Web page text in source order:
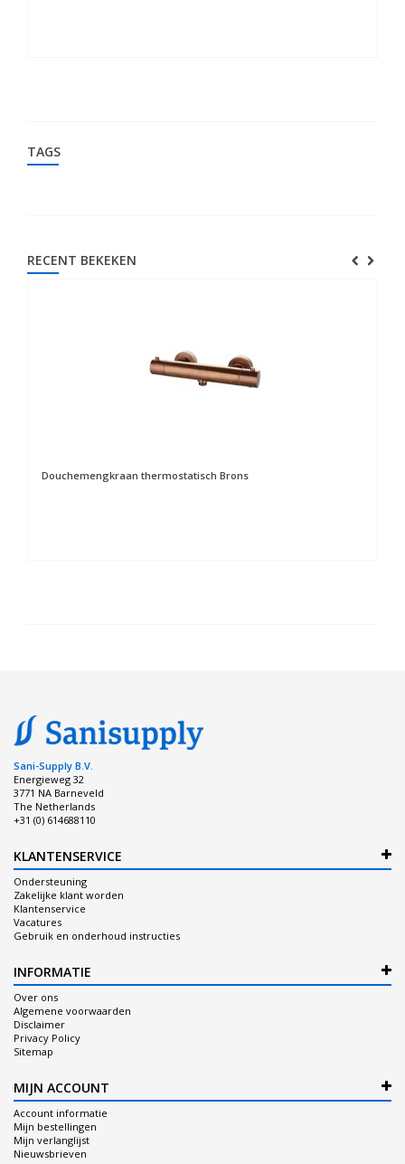
TAGS
RECENT BEKEKEN
Douchemengkraan thermostatisch Brons
Sani-Supply B.V.
Energieweg 32
3771 NA Barneveld
The Netherlands
+31 (0) 614688110
KLANTENSERVICE
Ondersteuning
Zakelijke klant worden
Klantenservice
Vacatures
Gebruik en onderhoud instructies
INFORMATIE
Over ons
Algemene voorwaarden
Disclaimer
Privacy Policy
Sitemap
MIJN ACCOUNT
Account informatie
Mijn bestellingen
Mijn verlanglijst
Nieuwsbrieven